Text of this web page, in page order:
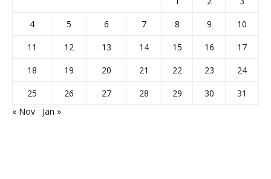
4
5 6 7 8 9
10
11
12 13 14 15 16
17
18
19 20 21 22 23
24
25
26 27 28 29 30
31
« Nov
Jan »